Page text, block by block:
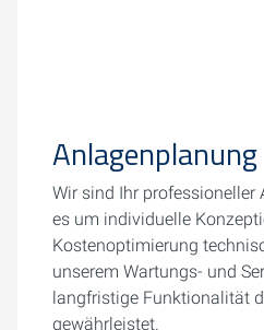
Anlagenplanung
Wir sind Ihr professioneller
es um individuelle
Kostenoptimierung
unserem Wartungs- und
langfristige Funktionalität
gewährleistet.